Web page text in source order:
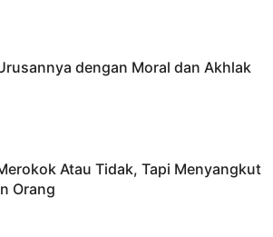
dengan Moral dan Akhlak
Atau Tidak, Tapi Menyangkut
Orang